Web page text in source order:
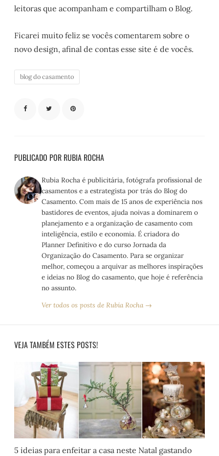
leitoras que acompanham e compartilham o Blog.
Ficarei muito feliz se vocês comentarem sobre o
novo design, afinal de contas esse site é de vocês.
blog do casamento
PUBLICADO POR RUBIA ROCHA
Rubia Rocha é publicitária, fotógrafa profissional de
casamentos e a estrategista por trás do Blog do
Casamento. Com mais de 15 anos de experiência nos
bastidores de eventos, ajuda noivas a dominarem o
planejamento e a organização de casamento com
inteligência, estilo e economia. É criadora do
Planner Definitivo e do curso Jornada da
Organização do Casamento. Para se organizar
melhor, começou a arquivar as melhores inspirações
e ideias no Blog do casamento, que hoje é referência
no assunto.
Ver todos os posts de Rubia Rocha →
VEJA TAMBÉM ESTES POSTS!
5 ideias para enfeitar a casa neste Natal gastando